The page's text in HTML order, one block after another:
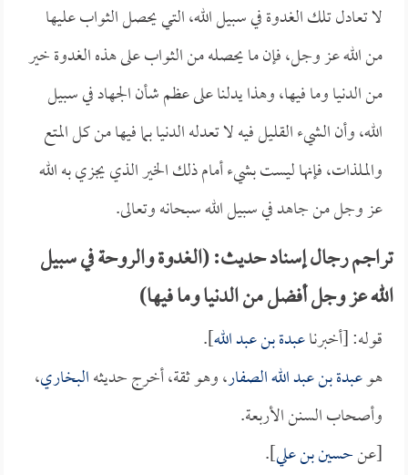
لا تعادل تلك الغدوة في سبيل الله، التي يحصل الثواب عليها
من الله عز وجل، فإن ما يحصله من الثواب على هذه الغدوة خير
من الدنيا وما فيها، وهذا يدلنا على عظم شأن الجهاد في سبيل
الله، وأن الشيء القليل فيه لا تعدله الدنيا بما فيها من كل المتع
والملذات، فإنها ليست بشيء أمام ذلك الخير الذي يجزي به الله
عز وجل من جاهد في سبيل الله سبحانه وتعالى.
تراجم رجال إسناد حديث: (الغدوة والروحة في سبيل
الله عز وجل أفضل من الدنيا وما فيها)
قوله: [أخبرناعبدة بن عبد الله].
هوعبدة بن عبد الله الصفار، وهو ثقة، أخرج حديثهالبخاري،
وأصحاب السنن الأربعة.
[عنحسين بن علي].